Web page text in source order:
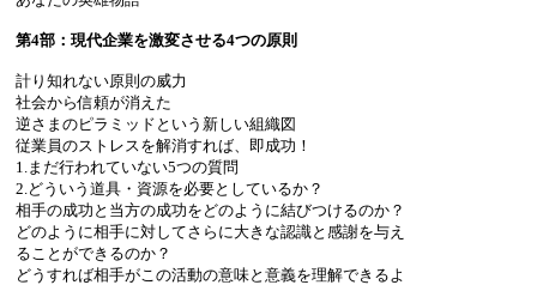
第4部：現代企業を激変させる4つの原則
計り知れない原則の威力
社会から信頼が消えた
逆さまのピラミッドという新しい組織図
従業員のストレスを解消すれば、即成功！
1.まだ行われていない5つの質問
2.どういう道具・資源を必要としているか？
相手の成功と当方の成功をどのように結びつけるのか？
どのように相手に対してさらに大きな認識と感謝を与え
ることができるのか？
どうすれば相手がこの活動の意味と意義を理解できるよ